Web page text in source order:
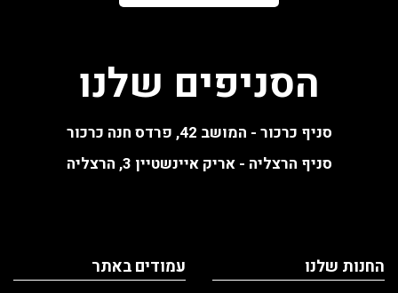
הסניפים שלנו
סניף כרכור - המושב 42, פרדס חנה כרכור
סניף הרצליה - אריק איינשטיין 3, הרצליה
החנות שלנו
עמודים באתר